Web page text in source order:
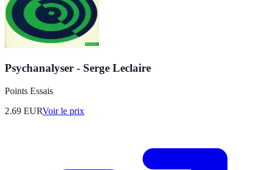
Psychanalyser - Serge Leclaire
Points Essais
2.69 EURVoir le prix